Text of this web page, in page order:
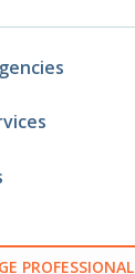
PROFESSIONAL